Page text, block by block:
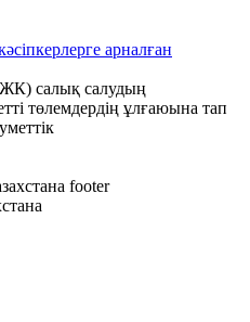
арналған
салық салудың
төлемдердің ұлғаюына тап